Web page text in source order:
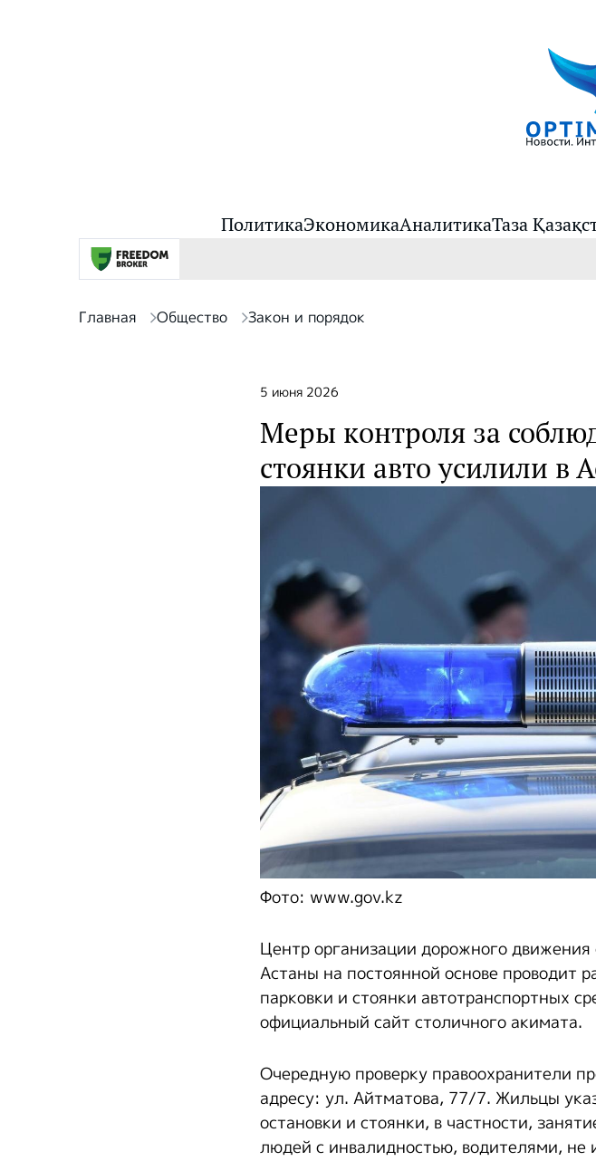
ПолитикаЭкономикаАналитикаТаза
Главная Общество Закон и порядок
5 июня 2026
Меры контроля за
стоянки авто усилили в
Фото: www.gov.kz
Центр организации дорожного
Астаны на постоянной основе проводит
парковки и стоянки автотранспортных
официальный сайт столичного акимата.
Очередную проверку правоохранители
адресу: ул. Айтматова, 77/7. Жильцы
остановки и стоянки, в частности,
людей с инвалидностью, водителями,